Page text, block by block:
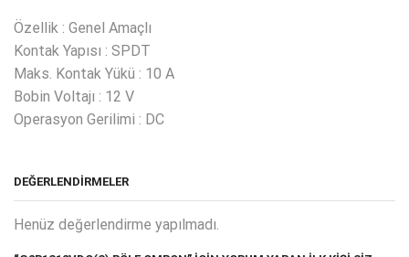
Özellik : Genel Amaçlı
Kontak Yapısı : SPDT
Maks. Kontak Yükü : 10 A
Bobin Voltajı : 12 V
Operasyon Gerilimi : DC
DEĞERLENDIRMELER
Henüz değerlendirme yapılmadı.